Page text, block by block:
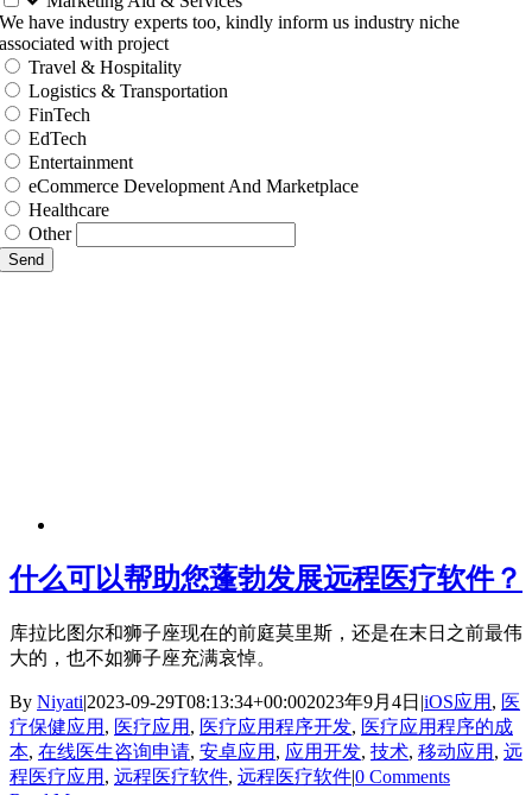
We have industry experts too, kindly inform us industry niche
associated with project
Travel & Hospitality
Logistics & Transportation
FinTech
EdTech
Entertainment
eCommerce Development And Marketplace
Healthcare
Other
Send
什么可以帮助您蓬勃发展远程医疗软件？
库拉比图尔和狮子座现在的前庭莫里斯，还是在末日之前最伟
大的，也不如狮子座充满哀悼。
By Niyati|2023-09-29T08:13:34+00:002023年9月4日 |iOS应用 , 医
疗保健应用 , 医疗应用 , 医疗应用程序开发, 医疗应用程序的成
本, 在线医生咨询申请, 安卓应用 , 应用开发, 技术, 移动应用 , 远
程医疗应用 , 远程医疗软件, 远程医疗软件|0 Comments